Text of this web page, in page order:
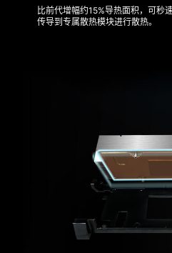
比前代增幅约15%导热面积，可秒
传导到专属散热模块进行散热。